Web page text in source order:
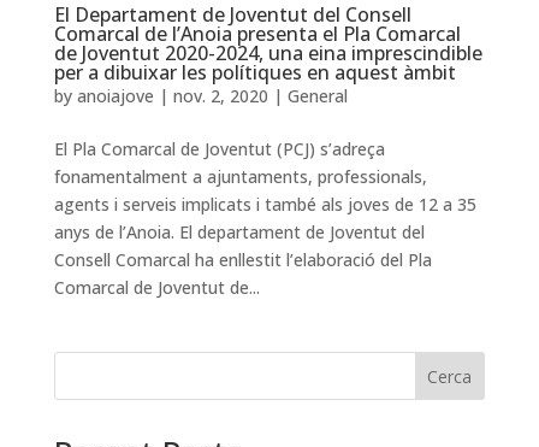
El Departament de Joventut del Consell
Comarcal de l’Anoia presenta el Pla Comarcal
de Joventut 2020-2024, una eina imprescindible
per a dibuixar les polítiques en aquest àmbit
by anoiajove | nov. 2, 2020 | General
El Pla Comarcal de Joventut (PCJ) s’adreça
fonamentalment a ajuntaments, professionals,
agents i serveis implicats i també als joves de 12 a 35
anys de l’Anoia. El departament de Joventut del
Consell Comarcal ha enllestit l’elaboració del Pla
Comarcal de Joventut de...
Cerca